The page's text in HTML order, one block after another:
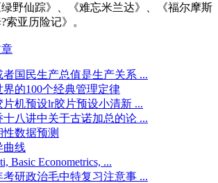
绿野仙踪》、《难忘米兰达》、《福尔摩斯
索亚历险记》。
者国民生产总值是生产关系 ...
界的100个经典管理定律
片机预设lr胶片预设小清新 ...
十八讲中关于古诺加总的论 ...
性数据预测
曲线
Basic Econometrics, ...
考研政治毛中特复习注意事 ...